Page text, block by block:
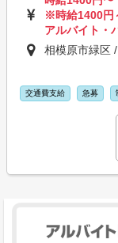
※時給1400円
アルバイト・
相模原市緑区
交通費支給 急募